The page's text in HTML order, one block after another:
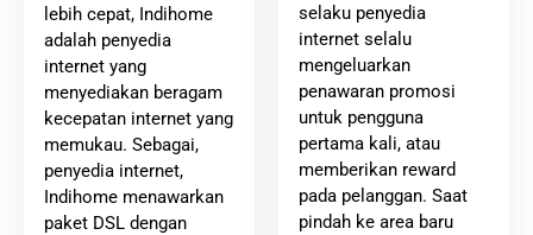
lebih cepat, Indihome
adalah penyedia
internet yang
menyediakan beragam
kecepatan internet yang
memukau. Sebagai,
penyedia internet,
Indihome menawarkan
paket DSL dengan
selaku penyedia
internet selalu
mengeluarkan
penawaran promosi
untuk pengguna
pertama kali, atau
memberikan reward
pada pelanggan. Saat
pindah ke area baru